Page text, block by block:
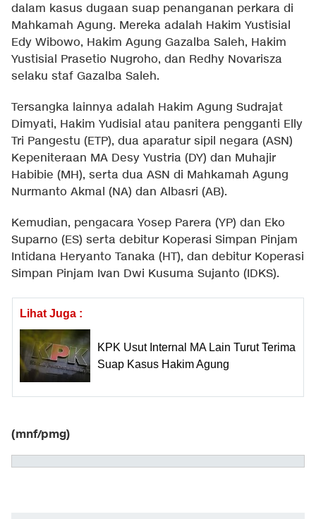
dalam kasus dugaan suap penanganan perkara di
Mahkamah Agung. Mereka adalah Hakim Yustisial
Edy Wibowo, Hakim Agung Gazalba Saleh, Hakim
Yustisial Prasetio Nugroho, dan Redhy Novarisza
selaku staf Gazalba Saleh.
Tersangka lainnya adalah Hakim Agung Sudrajat
Dimyati, Hakim Yudisial atau panitera pengganti Elly
Tri Pangestu (ETP), dua aparatur sipil negara (ASN)
Kepeniteraan MA Desy Yustria (DY) dan Muhajir
Habibie (MH), serta dua ASN di Mahkamah Agung
Nurmanto Akmal (NA) dan Albasri (AB).
Kemudian, pengacara Yosep Parera (YP) dan Eko
Suparno (ES) serta debitur Koperasi Simpan Pinjam
Intidana Heryanto Tanaka (HT), dan debitur Koperasi
Simpan Pinjam Ivan Dwi Kusuma Sujanto (IDKS).
Lihat Juga :
KPK Usut Internal MA Lain Turut Terima
Suap Kasus Hakim Agung
(mnf/pmg)